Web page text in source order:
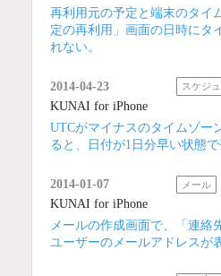
再利用元の予定と端末のタイ
定の再利用」画面の日時にタ
れない。
2014-04-23 スケジ
KUNAI for iPhone
UTCがマイナスのタイムゾー
ると、日付が1日分早い状態で
2014-01-07 メール
KUNAI for iPhone
メールの作成画面で、「連絡
ユーザーのメールアドレスが